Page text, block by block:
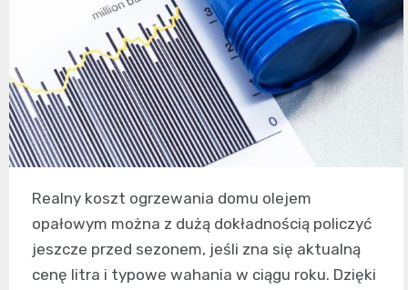
Realny koszt ogrzewania domu olejem
opałowym można z dużą dokładnością policzyć
jeszcze przed sezonem, jeśli zna się aktualną
cenę litra i typowe wahania w ciągu roku. Dzięki